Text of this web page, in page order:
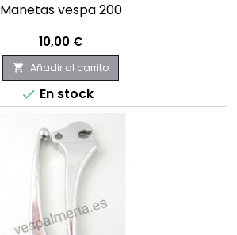
Manetas vespa 200
Precio
10,00 €
 Añadir al carrito
 En stock